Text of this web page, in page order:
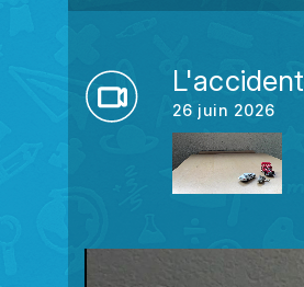
L'accident
26 juin 2026